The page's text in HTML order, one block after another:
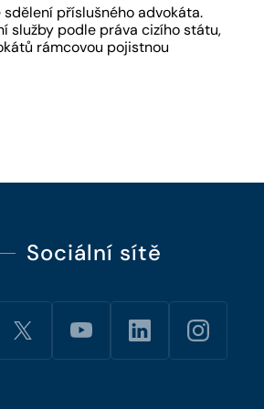
příslušného advokáta.
služby podle práva cizího státu,
rámcovou pojistnou
Sociální sítě